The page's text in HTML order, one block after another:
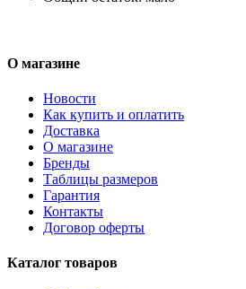
О магазине
Новости
Как купить и оплатить
Доставка
О магазине
Бренды
Таблицы размеров
Гарантия
Контакты
Договор оферты
Каталог товаров